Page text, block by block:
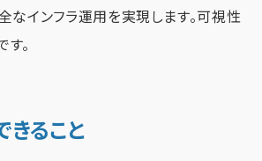
なインフラ運用を実現します。可視性
。
ること